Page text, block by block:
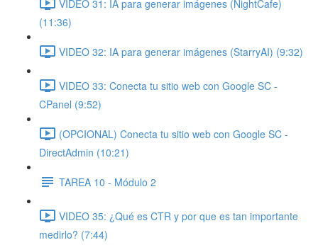
VIDEO 31: IA para generar imágenes (NightCafe)
(11:36)
VIDEO 32: IA para generar imágenes (StarryAI) (9:32)
VIDEO 33: Conecta tu sitio web con Google SC -
CPanel (9:52)
(OPCIONAL) Conecta tu sitio web con Google SC -
DirectAdmin (10:21)
TAREA 10 - Módulo 2
VIDEO 35: ¿Qué es CTR y por que es tan importante
medirlo? (7:44)